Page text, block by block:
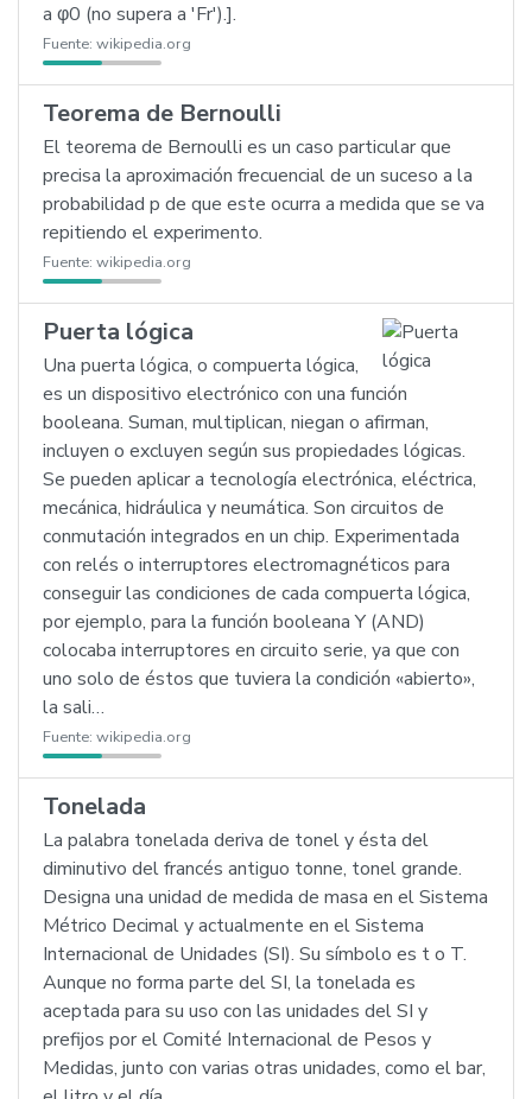
a φ0 (no supera a 'Fr').].
Fuente: wikipedia.org
Teorema de Bernoulli
El teorema de Bernoulli es un caso particular que
precisa la aproximación frecuencial de un suceso a la
probabilidad p de que este ocurra a medida que se va
repitiendo el experimento.
Fuente: wikipedia.org
Puerta lógica
Una puerta lógica, o compuerta lógica,
es un dispositivo electrónico con una función
booleana. Suman, multiplican, niegan o afirman,
incluyen o excluyen según sus propiedades lógicas.
Se pueden aplicar a tecnología electrónica, eléctrica,
mecánica, hidráulica y neumática. Son circuitos de
conmutación integrados en un chip. Experimentada
con relés o interruptores electromagnéticos para
conseguir las condiciones de cada compuerta lógica,
por ejemplo, para la función booleana Y (AND)
colocaba interruptores en circuito serie, ya que con
uno solo de éstos que tuviera la condición «abierto»,
la sali…
Fuente: wikipedia.org
Tonelada
La palabra tonelada deriva de tonel y ésta del
diminutivo del francés antiguo tonne, tonel grande.
Designa una unidad de medida de masa en el Sistema
Métrico Decimal y actualmente en el Sistema
Internacional de Unidades (SI). Su símbolo es t o T.
Aunque no forma parte del SI, la tonelada es
aceptada para su uso con las unidades del SI y
prefijos por el Comité Internacional de Pesos y
Medidas, junto con varias otras unidades, como el bar,